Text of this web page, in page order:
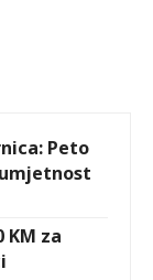
Peto
KM za